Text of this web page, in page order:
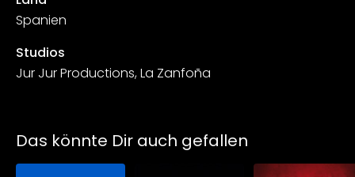
Spanien
Studios
Jur Jur Productions, La Zanfoña
Das könnte Dir auch gefallen